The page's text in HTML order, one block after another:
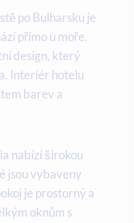
po Bulharsku je
přímo u moře.
design, který
Interiér hotelu
barev a
nabízí širokou
jsou vybaveny
je prostorný a
oknům s